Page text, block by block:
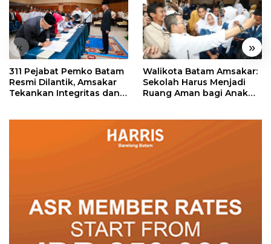
« »
311 Pejabat Pemko Batam
Resmi Dilantik, Amsakar
Tekankan Integritas dan
Walikota Batam Amsakar:
Sekolah Harus Menjadi
Ruang Aman bagi Anak